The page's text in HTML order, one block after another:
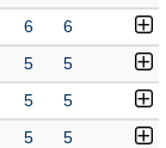
6 6
5 5
5 5
5 5